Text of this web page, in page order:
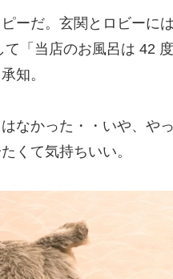
ーだ。玄関とロビーに
「当店のお風呂は 42
知。
なかった・・いや、や
くて気持ちいい。